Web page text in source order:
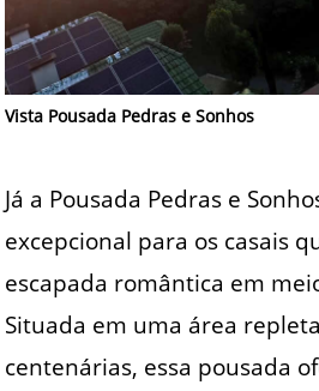
Vista Pousada Pedras e Sonhos
Já a Pousada Pedras e
excepcional para os casais
escapada romântica em
Situada em uma área
centenárias, essa pousada